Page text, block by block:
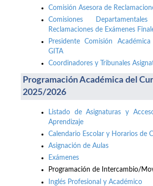
Comisión Asesora de
Comisiones
Reclamaciones de Exámenes
Presidente Comisión
GITA
Coordinadores y Tribunales
Programación Académica del
2025/2026
Listado de Asignaturas y
Aprendizaje
Calendario Escolar y Horarios de
Asignación de Aulas
Exámenes
Programación de Intercambio/
Inglés Profesional y Académico